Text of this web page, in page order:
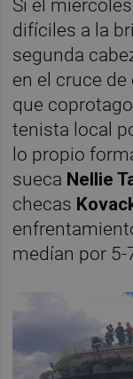
Si el
difíciles a la
segunda
en el cruce
que
tenista local
lo propio
sueca Nellie
checas
medían por 5-